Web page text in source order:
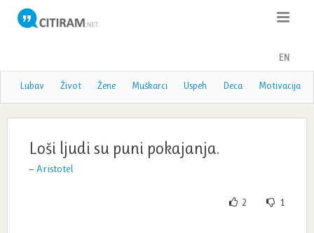
Poslovice
Teme
Autori
EN
Lubav Život Žene Muškarci Uspeh Deca Motivacija
Loši ljudi su puni pokajanja.
—Aristotel
2 1